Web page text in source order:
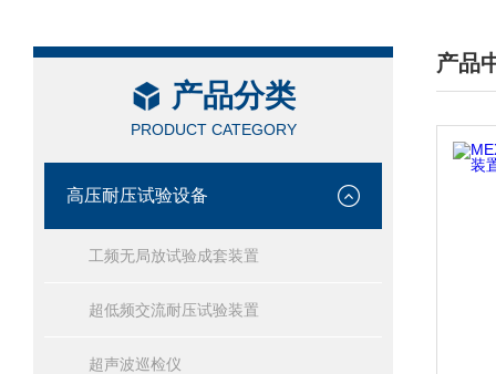
产品分类
PRODUCT CATEGORY
高压耐压试验设备
工频无局放试验成套装置
超低频交流耐压试验装置
超声波巡检仪
产品
/